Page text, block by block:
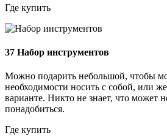
Где купить
37 Набор инструментов
Можно подарить небольшой, чтобы
необходимости носить с собой, или
варианте. Никто не знает, что может
понадобиться.
Где купить